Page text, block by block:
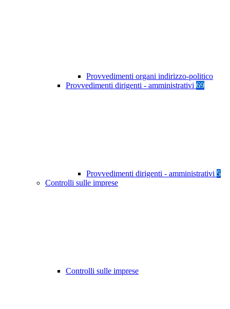
Provvedimenti organi indirizzo-politico
Provvedimenti dirigenti - amministrativi 69
Provvedimenti dirigenti - amministrativi 5
Controlli sulle imprese
Controlli sulle imprese